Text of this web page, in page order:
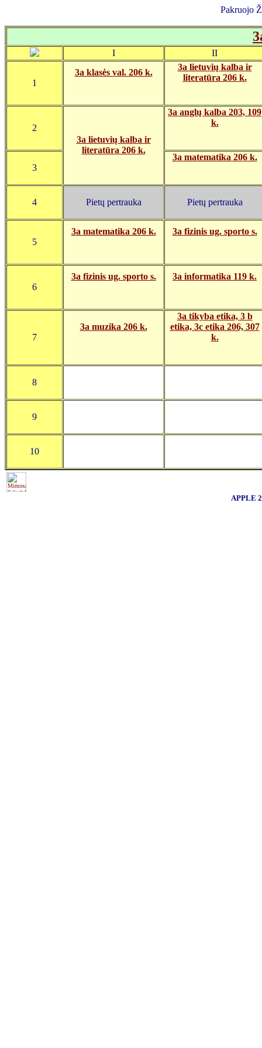
Pakruojo
I II
1
3a klasės val. 206 k.
3a lietuvių kalba ir
literatūra 206 k.
2
3a lietuvių kalba ir
literatūra 206 k.
3a anglų kalba 203, 109
k.
3
3a matematika 206 k.
4 Pietų pertrauka Pietų pertrauka
5
3a matematika 206 k. 3a fizinis ug. sporto s.
6
3a fizinis ug. sporto s. 3a informatika 119 k.
7
3a muzika 206 k.
3a tikyba etika, 3 b
etika, 3c etika 206, 307
k.
8
9
10
APPLE